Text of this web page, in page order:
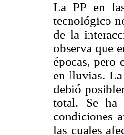
La PP en
tecnológico
de la
observa que
épocas, pero
en lluvias. La
debió
total. Se ha
condiciones
las cuales